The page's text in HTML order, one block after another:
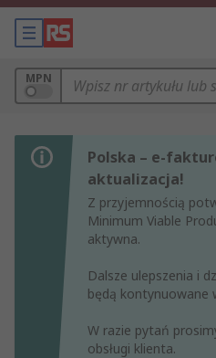
MPN
Polska – e-
aktualizacja!
Z przyjemnością
Minimum Viable
aktywna.
Dalsze ulepszenia i
będą kontynuowane
W razie pytań
obsługi klienta.